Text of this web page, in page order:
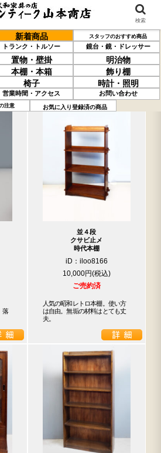
新着商品 スタッフのおすすめ商品
トランク・トルソー 鏡台・鏡・ドレッサー
置物・壁掛
明治物
本棚・本箱
飾り棚
椅子 時計・照明
営業時間・アクセス お問い合わせ
注意 お気に入り登録済の商品
) 売約済の商品を非表示にする
落
並４段
クサビ止メ
時代本棚
iD：iloo8166
10,000円
ご売約済
人気の昭和レトロ本棚。使い方
は自由。無垢の材料はとても丈
夫。
検索